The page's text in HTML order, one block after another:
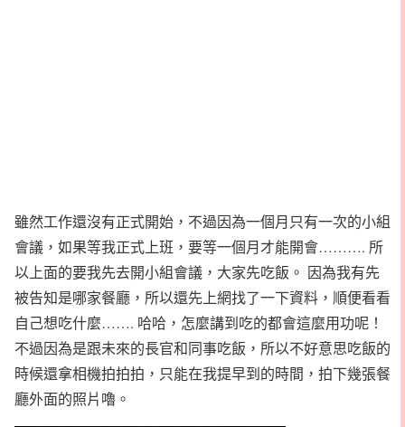
雖然工作還沒有正式開始，不過因為一個月只有一次的小組
會議，如果等我正式上班，要等一個月才能開會………. 所
以上面的要我先去開小組會議，大家先吃飯。 因為我有先
被告知是哪家餐廳，所以還先上網找了一下資料，順便看看
自己想吃什麼……. 哈哈，怎麼講到吃的都會這麼用功呢！
不過因為是跟未來的長官和同事吃飯，所以不好意思吃飯的
時候還拿相機拍拍拍，只能在我提早到的時間，拍下幾張餐
廳外面的照片嚕。